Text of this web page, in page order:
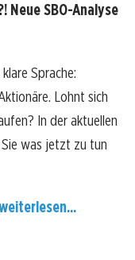
Neue SBO-Analyse
Sprache:
Lohnt sich
In der aktuellen
was jetzt zu tun